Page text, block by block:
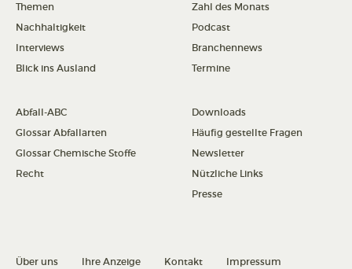
Themen
Nachhaltigkeit
Interviews
Blick ins Ausland
Zahl des Monats
Podcast
Branchennews
Termine
Abfall-ABC
Glossar Abfallarten
Glossar Chemische Stoffe
Recht
Downloads
Häufig gestellte Fragen
Newsletter
Nützliche Links
Presse
Über uns Ihre Anzeige Kontakt Impressum